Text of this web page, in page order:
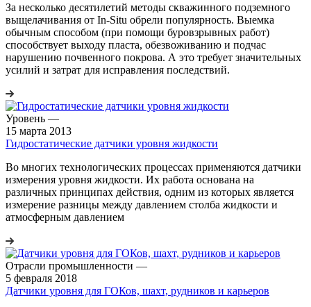
За несколько десятилетий методы скважинного подземного
выщелачивания от In-Situ обрели популярность. Выемка
обычным способом (при помощи буровзрывных работ)
способствует выходу пласта, обезвоживанию и подчас
нарушению почвенного покрова. А это требует значительных
усилий и затрат для исправления последствий.
Уровень —
15 марта 2013
Гидростатические датчики уровня жидкости
Во многих технологических процессах применяются датчики
измерения уровня жидкости. Их работа основана на
различных принципах действия, одним из которых является
измерение разницы между давлением столба жидкости и
атмосферным давлением
Отрасли промышленности —
5 февраля 2018
Датчики уровня для ГОКов, шахт, рудников и карьеров